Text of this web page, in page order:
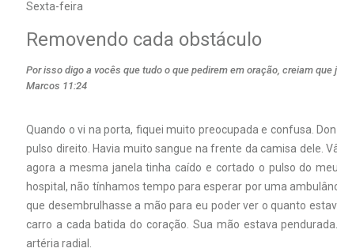
Sexta-feira
Removendo cada obstáculo
Por isso digo a vocês que tudo o que pedirem em oração, creiam
Marcos 11:24
Quando o vi na porta, fiquei muito preocupada e confusa.
pulso direito. Havia muito sangue na frente da camisa dele.
agora a mesma janela tinha caído e cortado o pulso do
hospital, não tínhamos tempo para esperar por uma
que desembrulhasse a mão para eu poder ver o quanto
carro a cada batida do coração. Sua mão estava
artéria radial.